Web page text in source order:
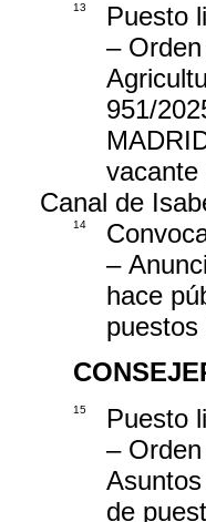
13
Puesto
–
951/
vacante
Canal de
14
–
hace
15
Puesto
–
de